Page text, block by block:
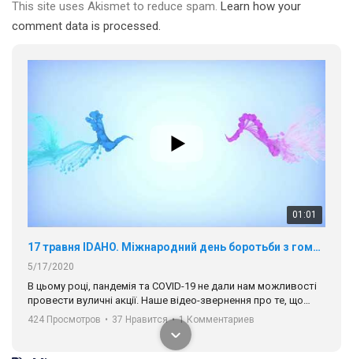
This site uses Akismet to reduce spam. Learn how your
comment data is processed.
01:01
17 травня IDAHO. Міжнародний день боротьби з гомофобією трансфобією і біфобія.
5/17/2020
В цьому році, пандемія та COVІD-19 не дали нам можливості
провести вуличні акції. Наше відео-звернення про те, що
навіть коли ми у різних містах та не можемо зустрінеться, ми
разом. Ми закликаємо всіх хто поділяє цінності рівності та
солідарності, приєднатися до нас. Регіональні підрозділи
424 Просмотров • 37 Нравится • 1 Комментариев